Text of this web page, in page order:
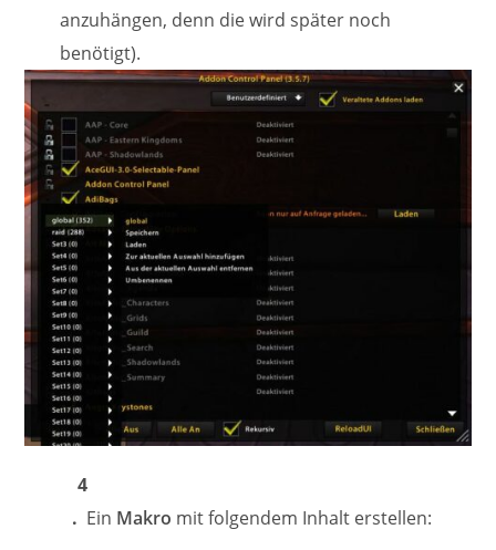
anzuhängen, denn die wird später noch
benötigt).
Ein Makro mit folgendem Inhalt erstellen: